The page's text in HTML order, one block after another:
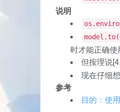
说明
时才能正确使
但按理说
现在仔细
参考
目的：使